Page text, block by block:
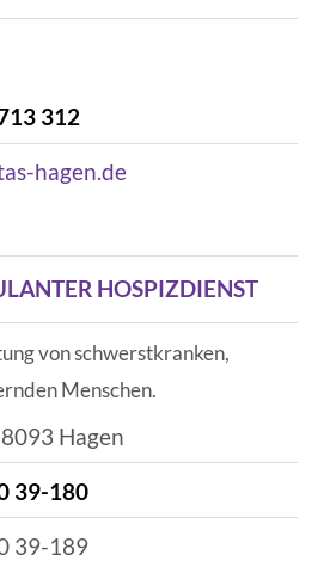
312
hagen.de
HOSPIZDIENST
von schwerstkranken,
Menschen.
Hagen
39-180
39-189